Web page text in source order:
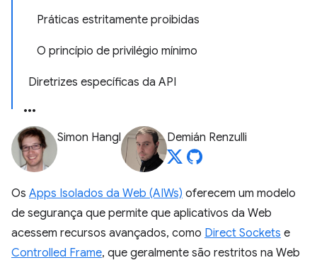
Práticas estritamente proibidas
O princípio de privilégio mínimo
Diretrizes específicas da API
Simon Hangl Demián Renzulli
Os Apps Isolados da Web (AIWs) oferecem um modelo
de segurança que permite que aplicativos da Web
acessem recursos avançados, como Direct Sockets e
Controlled Frame, que geralmente são restritos na Web